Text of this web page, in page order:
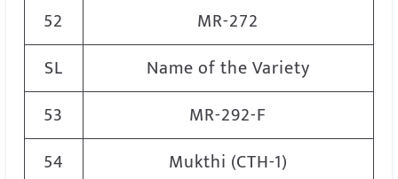
52
MR-272
SL
Name of the Variety
53
MR-292-F
54
Mukthi (CTH-1)